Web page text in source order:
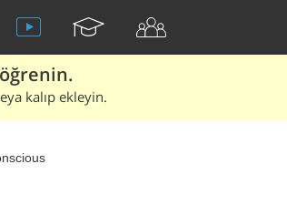
kalıp ekleyin.